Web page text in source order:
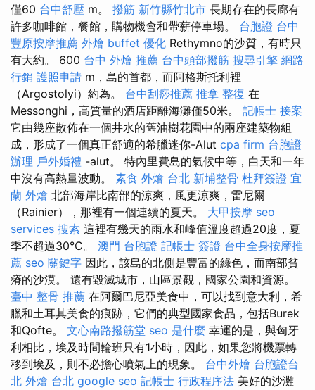
僅60 台中舒壓 m。 撥筋 新竹縣竹北市 長期存在的長廊有
許多咖啡館，餐館，購物機會和帶薪停車場。 台胞證 台中
豐原按摩推薦 外燴 buffet 優化 Rethymno的沙質，有時只
有大約。 600 台中 外燴 推薦 台中頭部撥筋 搜尋引擎 網路
行銷 護照申請 m，島的首都，而阿格斯托利裡
（Argostolyi）約為。 台中刮痧推薦 推拿 整復 在
Messonghi，高質量的酒店距離海灘僅50米。 記帳士 接案
它由幾座散佈在一個井水的舊油樹花園中的兩座建築物組
成，形成了一個真正舒適的希臘迷你-Alut cpa firm 台胞證
辦理 戶外婚禮 -alut。 特內里費島的氣候中等，白天和一年
中沒有高熱量波動。 素食 外燴 台北 新埔整骨 杜拜簽證 宜
蘭 外燴 北部海岸比南部的涼爽，風更涼爽，雷尼爾
（Rainier），那裡有一個連續的夏天。 大甲按摩 seo
services 搜索 這裡有幾天的雨水和峰值溫度超過20度，夏
季不超過30°C。 澳門 台胞證 記帳士 簽證 台中全身按摩推
薦 seo 關鍵字 因此，該島的北側是豐富的綠色，而南部貧
瘠的沙漠。 還有毀滅城市，山區景觀，國家公園和資源。
臺中 整骨 推薦 在阿爾巴尼亞美食中，可以找到意大利，希
臘和土耳其美食的痕跡，它們的典型國家食品，包括Burek
和Qofte。 文心南路撥筋堂 seo 是什麼 幸運的是，與匈牙
利相比，埃及時間輪班只有1小時，因此，如果您將機票轉
移到埃及，則不必擔心噴氣上的現象。 台中外燴 台胞證台
北 外燴 台北 google seo 記帳士 行政程序法 美好的沙灘